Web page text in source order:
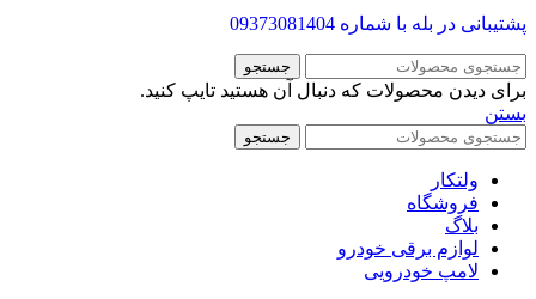
پشتیبانی در بله با شماره 09373081404
جستجو
برای دیدن محصولات که دنبال آن هستید تایپ کنید.
بستن
جستجو
ولتکار
فروشگاه
بلاگ
لوازم برقی خودرو
لامپ خودرویی